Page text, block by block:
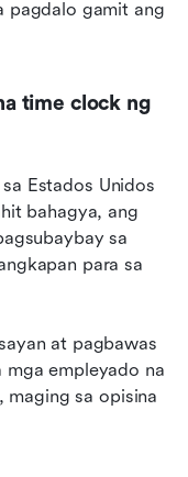
pagdalo gamit ang
time clock ng
sa Estados Unidos
bahagya, ang
sa
para sa
at pagbawas
empleyado na
maging sa opisina